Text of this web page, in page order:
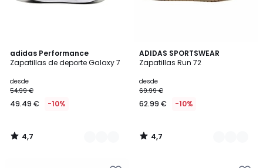
adidas Performance
Zapatillas de deporte Galaxy 7
desde
54.99 €
49.49 € -10%
4,7
/ 5
3
Colores
4,7
/
ADIDAS SPORTSWEAR
Zapatillas Run 72
desde
69.99 €
62.99 € -10%
4,7
/ 5
7
Colores
4,7
/